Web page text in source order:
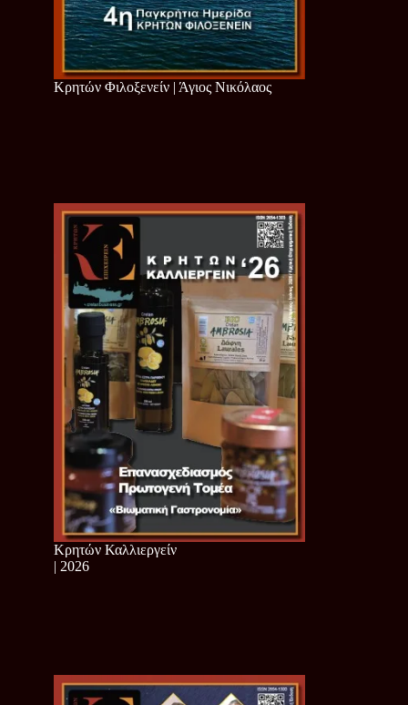
Κρητών Φιλοξενείν | Άγιος Νικόλαος
Κρητών Καλλιεργείν
| 2026